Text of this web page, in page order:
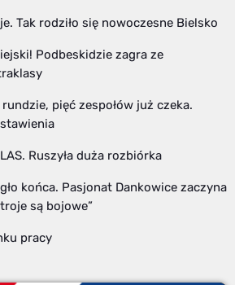
Tak rodziło się nowoczesne Bielsko
Podbeskidzie zagra ze
pięć zespołów już czeka.
Ruszyła duża rozbiórka
końca. Pasjonat Dankowice zaczyna
są bojowe”
pracy